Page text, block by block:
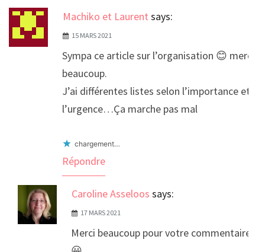
Machiko et Laurent says:
15 MARS 2021
Sympa ce article sur l’organisation 😊 merci
beaucoup.
J’ai différentes listes selon l’importance et
l’urgence…Ça marche pas mal
chargement…
Répondre
Caroline Asseloos says:
17 MARS 2021
Merci beaucoup pour votre commentaire